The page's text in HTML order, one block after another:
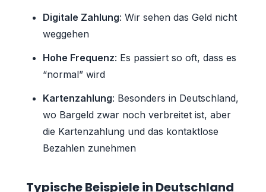
Digitale Zahlung: Wir sehen das Geld nicht
weggehen
Hohe Frequenz: Es passiert so oft, dass es
“normal” wird
Kartenzahlung: Besonders in Deutschland,
wo Bargeld zwar noch verbreitet ist, aber
die Kartenzahlung und das kontaktlose
Bezahlen zunehmen
Typische Beispiele in Deutschland